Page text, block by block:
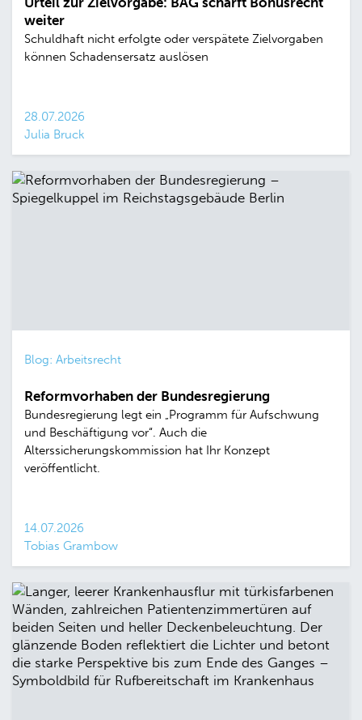
weiter
Schuldhaft nicht erfolgte oder verspätete Zielvorgaben
können Schadensersatz auslösen
28.07.2026
Julia Bruck
Blog: Arbeitsrecht
Reformvorhaben der Bundesregierung
Bundesregierung legt ein „Programm für Aufschwung
und Beschäftigung vor“. Auch die
Alterssicherungskommission hat Ihr Konzept
veröffentlicht.
14.07.2026
Tobias Grambow